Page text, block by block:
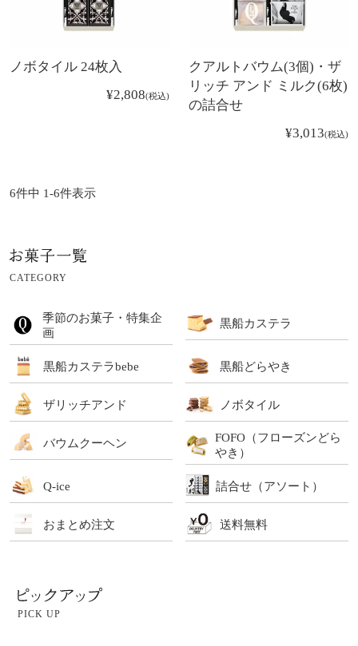
ノボタイル 24枚入
¥2,808 税込
クアルトバウム(3個)・ザ
リッチ アンド ミルク(6枚)
の詰合せ
¥3,013 税込
6件中 1-6件表示
CATEGORY
季節のお菓子・特集企
画
黒船カステラ
黒船カステラbebe 黒船どらやき
ザリッチアンド ノボタイル
バウムクーヘン
FOFO（フローズンどら
やき）
Q-ice 詰合せ（アソート）
おまとめ注文 送料無料
PICK UP